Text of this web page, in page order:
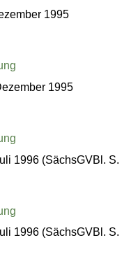
1995
1995
1996 (SächsGVBl. S.
1996 (SächsGVBl. S.